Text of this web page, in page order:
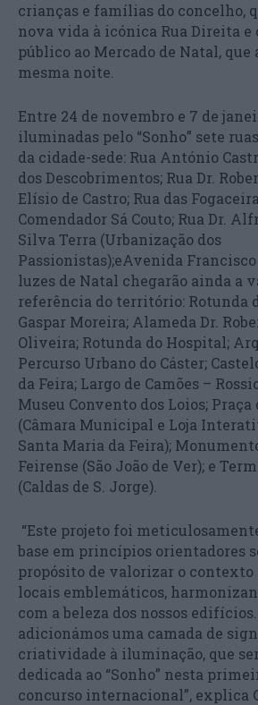
crianças e famílias do concelho,
nova vida à icónica Rua Direita e
público ao Mercado de Natal, que
mesma noite.
Entre 24 de novembro e 7 de
iluminadas pelo “Sonho” sete
da cidade-sede: Rua António
dos Descobrimentos; Rua Dr.
Elísio de Castro; Rua das
Comendador Sá Couto; Rua Dr.
Silva Terra (Urbanização dos
Passionistas);eAvenida
luzes de Natal chegarão ainda a
referência do território: Rotunda
Gaspar Moreira; Alameda Dr.
Oliveira; Rotunda do Hospital;
Percurso Urbano do Cáster;
da Feira; Largo de Camões –
Museu Convento dos Loios; Praça
(Câmara Municipal e Loja
Santa Maria da Feira);
Feirense (São João de Ver); e
(Caldas de S. Jorge).
“Este projeto foi
base em princípios orientadores
propósito de valorizar o
locais emblemáticos,
com a beleza dos nossos
adicionámos uma camada de
criatividade à iluminação, que
dedicada ao “Sonho” nesta
concurso internacional”, explica